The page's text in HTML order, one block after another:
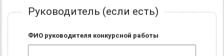
Руководитель (если есть)
ФИО руководителя конкурсной работы